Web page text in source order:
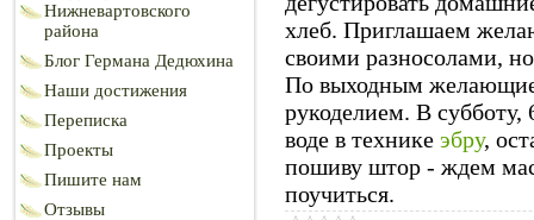
Нижневартовского
района
Блог Германа Дедюхина
Наши достижения
Переписка
Проекты
Пишите нам
Отзывы
хлеб. Приглашаем
своими разносолами,
По выходным желающие
рукоделием. В субботу,
воде в технике эбру,
пошиву штор - ждем
поучиться.